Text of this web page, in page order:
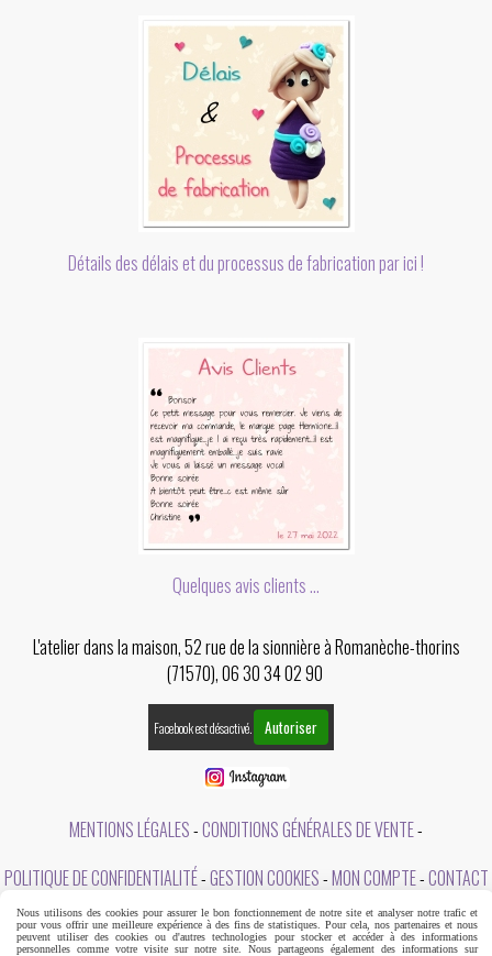
Détails des délais et du processus de fabrication par ici !
Quelques avis clients ...
L'atelier dans la maison, 52 rue de la sionnière à Romanèche-thorins
(71570), 06 30 34 02 90
Facebook est désactivé. Autoriser
MENTIONS LÉGALES CONDITIONS GÉNÉRALES DE VENTE
POLITIQUE DE CONFIDENTIALITÉ GESTION COOKIES MON COMPTE CONTACT
A PROPOS DE L'ATELIER DANS LA MAISON
Nous utilisons des cookies pour assurer le bon fonctionnement de notre site et analyser notre trafic et
pour vous offrir une meilleure expérience à des fins de statistiques. Pour cela, nos partenaires et nous
peuvent utiliser des cookies ou d'autres technologies pour stocker et accéder à des informations
personnelles comme votre visite sur notre site. Nous partageons également des informations sur